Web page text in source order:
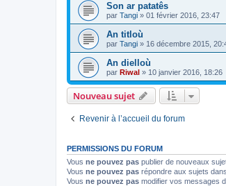
Son ar patatês
par Tangi » 01 février 2016, 23:47
An titloù
par Tangi » 16 décembre 2015,
An dielloù
par Riwal » 10 janvier 2016, 18:26
Nouveau sujet
Revenir à l’accueil du forum
PERMISSIONS DU FORUM
Vous ne pouvez pas publier de nouveaux
Vous ne pouvez pas répondre aux sujets
Vous ne pouvez pas modifier vos messages